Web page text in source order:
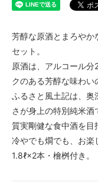
芳醇な原酒とまろやか
セット。
原酒は、アルコール
クのある芳醇な味わい
ふるさと風土記は、奥
さが身上の特別純米酒
質実剛健な食中酒を目
冷やでも燗でも、お楽
1.8ℓ×2本・檜桝付き。